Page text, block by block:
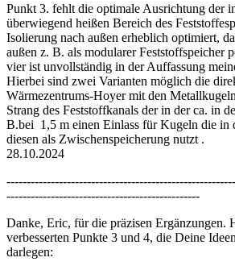
Punkt 3. fehlt die optimale Ausrichtung der
überwiegend heißen Bereich des
Isolierung nach außen erheblich optimiert,
außen z. B. als modularer
vier ist unvollständig in der Auffassung
Hierbei sind zwei Varianten möglich die
Wärmezentrums-Hoyer mit den
Strang des Feststoffkanals der in der ca. in
B.bei 1,5 m einen Einlass für Kugeln die in
diesen als Zwischenspeicherung nutzt
28.10.2024
------------------------------------------------
Danke, Eric, für die präzisen Ergänzungen.
verbesserten Punkte 3 und 4, die Deine
darlegen: